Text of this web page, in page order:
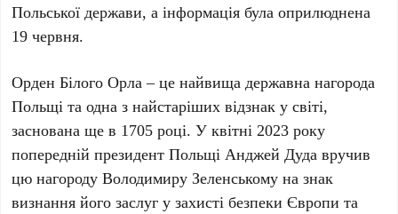
Польської держави, а інформація була оприлюднена
19 червня.
Орден Білого Орла – це найвища державна нагорода
Польщі та одна з найстаріших відзнак у світі,
заснована ще в 1705 році.У квітні 2023 року
попередній президент ПольщіАнджей Дуда вручив
цю нагороду Володимиру Зеленському на знак
визнання його заслуг у захисті безпеки Європи та